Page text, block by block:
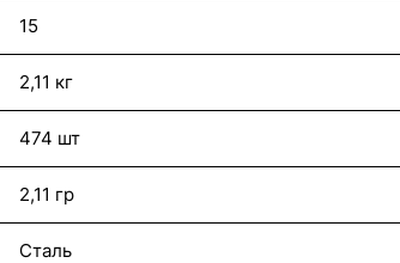
15
2,11 кг
474 шт
2,11 гр
Сталь